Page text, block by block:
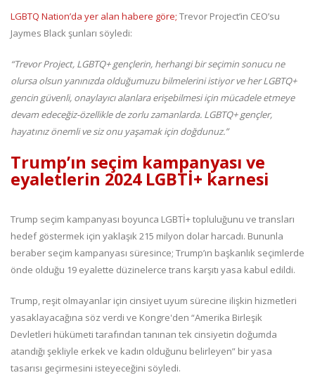
LGBTQ Nation’da yer alan habere göre; Trevor Project’in CEO’su
Jaymes Black şunları söyledi:
“Trevor Project, LGBTQ+ gençlerin, herhangi bir seçimin sonucu ne
olursa olsun yanınızda olduğumuzu bilmelerini istiyor ve her LGBTQ+
gencin güvenli, onaylayıcı alanlara erişebilmesi için mücadele etmeye
devam edeceğiz-özellikle de zorlu zamanlarda. LGBTQ+ gençler,
hayatınız önemli ve siz onu yaşamak için doğdunuz.”
Trump’ın seçim kampanyası ve
eyaletlerin 2024 LGBTİ+ karnesi
Trump seçim kampanyası boyunca LGBTİ+ topluluğunu ve transları
hedef göstermek için yaklaşık 215 milyon dolar harcadı. Bununla
beraber seçim kampanyası süresince; Trump’ın başkanlık seçimlerde
önde olduğu 19 eyalette düzinelerce trans karşıtı yasa kabul edildi.
Trump, reşit olmayanlar için cinsiyet uyum sürecine ilişkin hizmetleri
yasaklayacağına söz verdi ve Kongre'den “Amerika Birleşik
Devletleri hükümeti tarafından tanınan tek cinsiyetin doğumda
atandığı şekliyle erkek ve kadın olduğunu belirleyen” bir yasa
tasarısı geçirmesini isteyeceğini söyledi.